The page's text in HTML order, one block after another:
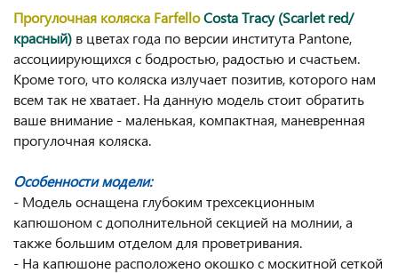
Прогулочная коляска FarfelloCosta Tracy (Scarlet red/
красный) в цветах года по версии института Pantone,
ассоциирующихся с бодростью, радостью и счастьем.
Кроме того, что коляска излучает позитив, которого нам
всем так не хватает. На данную модель стоит обратить
ваше внимание - маленькая, компактная, маневренная
прогулочная коляска.
Особенности модели:
- Модель оснащена глубоким трехсекционным
капюшоном с дополнительной секцией на молнии, а
также большим отделом для проветривания.
- На капюшоне расположено окошко с москитной сеткой